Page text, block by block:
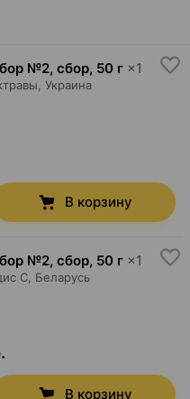
№2, сбор, 50 г ×1
, Украина
В корзину
№2, сбор, 50 г ×1
С, Беларусь
В корзину